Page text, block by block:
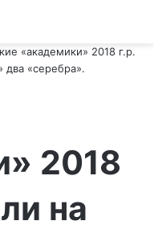
skin
«академики» 2018 г.р.
два «серебра».
2018
на